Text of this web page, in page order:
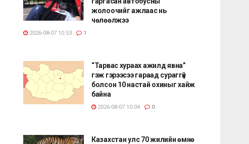
жолоочийг ажлаас нь
чөлөөлжээ
2026-08-07 10:53 1
“Тарвас хураах ажилд явна”
гэж гэрээсээ гараад сураггүй
болсон 10 настай охиныг хайж
байна
2026-08-07 10:04 0
Казахстан улс 70 жилийн өмнө